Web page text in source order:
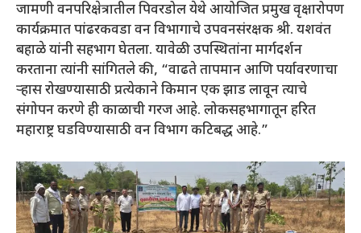
जामणी वनपरिक्षेत्रातील पिवरडोल येथे आयोजित प्रमुख वृक्षारोपण
कार्यक्रमात पांढरकवडा वन विभागाचे उपवनसंरक्षक श्री. यशवंत
बहाळे यांनी सहभाग घेतला. यावेळी उपस्थितांना मार्गदर्शन
करताना त्यांनी सांगितले की, “वाढते तापमान आणि पर्यावरणाचा
ऱ्हास रोखण्यासाठी प्रत्येकाने किमान एक झाड लावून त्याचे
संगोपन करणे ही काळाची गरज आहे. लोकसहभागातून हरित
महाराष्ट्र घडविण्यासाठी वन विभाग कटिबद्ध आहे.”